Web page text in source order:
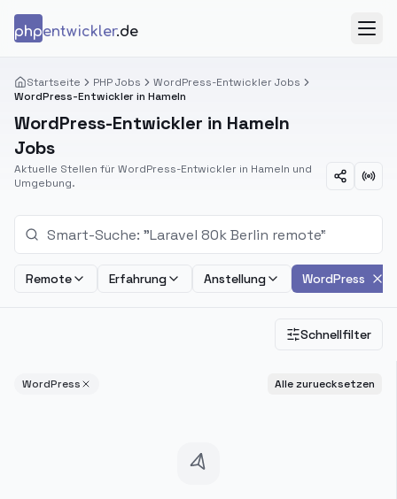
phpentwickler.de
Startseite PHP Jobs
WordPress-Entwickler Jobs
WordPress-Entwickler in Hameln
WordPress-Entwickler in Hameln
Jobs
Aktuelle Stellen für WordPress-Entwickler in Hameln und
Umgebung.
Remote Erfahrung Anstellung WordPress
Schnellfilter
WordPress Alle zuruecksetzen